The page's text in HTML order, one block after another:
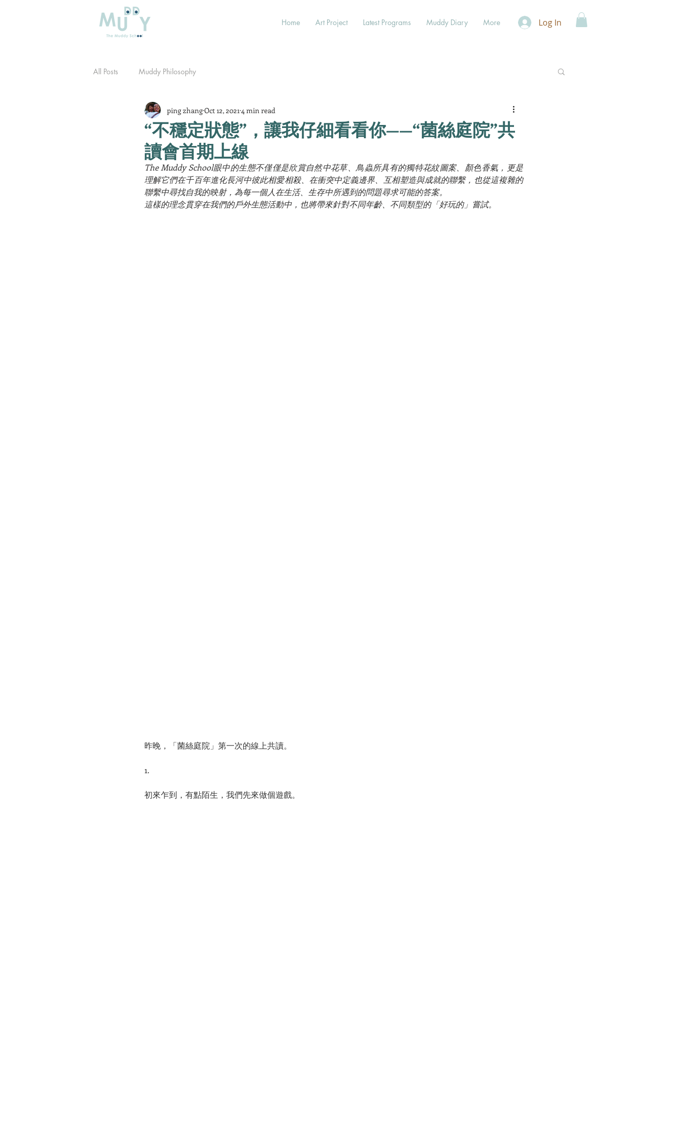
Home Art Project Latest Programs Muddy Diary More Log In
All Posts Muddy Philosophy
“不穩定狀態”，讓我仔細看看你——“菌絲庭院”共
讀會首期上線
ping zhangOct 12, 2021 4 min read
The Muddy School眼中的生態不僅僅是欣賞自然中花草、鳥蟲所具有的獨特花紋圖案、顏色香氣，更是
理解它們在千百年進化長河中彼此相愛相殺、在衝突中定義邊界、互相塑造與成就的聯繫，也從這複雜的
聯繫中尋找自我的映射，為每一個人在生活、生存中所遇到的問題尋求可能的答案。
這樣的理念貫穿在我們的戶外生態活動中，也將帶來針對不同年齡、不同類型的「好玩的」嘗試。
昨晚，「菌絲庭院」第一次的線上共讀。
1.
初來乍到，有點陌生，我們先來做個遊戲。